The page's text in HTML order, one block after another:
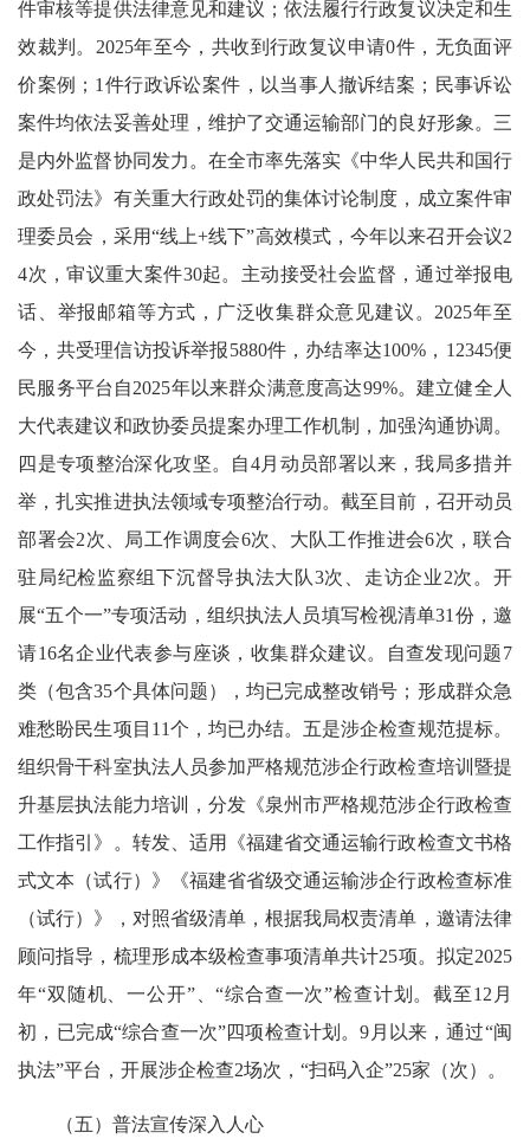
件审核等提供法律意见和建议；依法履行行政复议决定和生
效裁判。2025年至今，共收到行政复议申请0件，无负面评
价案例；1件行政诉讼案件，以当事人撤诉结案；民事诉讼
案件均依法妥善处理，维护了交通运输部门的良好形象。三
是内外监督协同发力。在全市率先落实《中华人民共和国行
政处罚法》有关重大行政处罚的集体讨论制度，成立案件审
理委员会，采用“线上+线下”高效模式，今年以来召开会议2
4次，审议重大案件30起。主动接受社会监督，通过举报电
话、举报邮箱等方式，广泛收集群众意见建议。2025年至
今，共受理信访投诉举报5880件，办结率达100%，12345便
民服务平台自2025年以来群众满意度高达99%。建立健全人
大代表建议和政协委员提案办理工作机制，加强沟通协调。
四是专项整治深化攻坚。自4月动员部署以来，我局多措并
举，扎实推进执法领域专项整治行动。截至目前，召开动员
部署会2次、局工作调度会6次、大队工作推进会6次，联合
驻局纪检监察组下沉督导执法大队3次、走访企业2次。开
展“五个一”专项活动，组织执法人员填写检视清单31份，邀
请16名企业代表参与座谈，收集群众建议。自查发现问题7
类（包含35个具体问题），均已完成整改销号；形成群众急
难愁盼民生项目11个，均已办结。五是涉企检查规范提标。
组织骨干科室执法人员参加严格规范涉企行政检查培训暨提
升基层执法能力培训，分发《泉州市严格规范涉企行政检查
工作指引》。转发、适用《福建省交通运输行政检查文书格
式文本（试行）》《福建省省级交通运输涉企行政检查标准
（试行）》，对照省级清单，根据我局权责清单，邀请法律
顾问指导，梳理形成本级检查事项清单共计25项。拟定2025
年“双随机、一公开”、“综合查一次”检查计划。截至12月
初，已完成“综合查一次”四项检查计划。9月以来，通过“闽
执法”平台，开展涉企检查2场次，“扫码入企”25家（次）。
（五）普法宣传深入人心